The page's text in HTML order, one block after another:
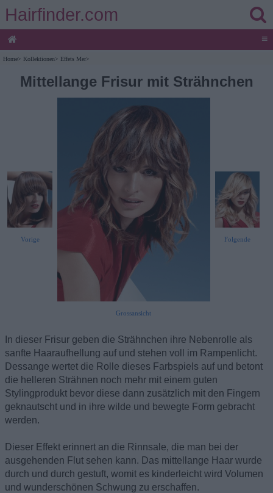
Hairfinder.com
≡
Home> Kollektionen> Effets Mer>
Mittellange Frisur mit Strähnchen
Vorige
Grossansicht
Folgende
In dieser Frisur geben die Strähnchen ihre Nebenrolle als
sanfte Haaraufhellung auf und stehen voll im Rampenlicht.
Dessange wertet die Rolle dieses Farbspiels auf und betont
die helleren Strähnen noch mehr mit einem guten
Stylingprodukt bevor diese dann zusätzlich mit den Fingern
geknautscht und in ihre wilde und bewegte Form gebracht
werden.
Dieser Effekt erinnert an die Rinnsale, die man bei der
ausgehenden Flut sehen kann. Das mittellange Haar wurde
durch und durch gestuft, womit es kinderleicht wird Volumen
und wunderschönen Schwung zu erschaffen.